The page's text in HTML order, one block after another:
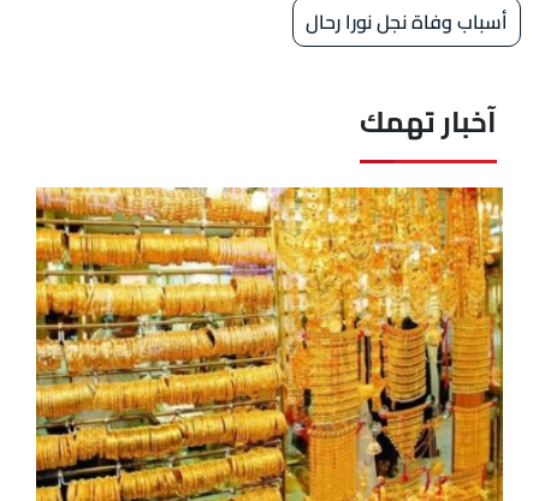
أسباب وفاة نجل نورا رحال
آخبار تهمك